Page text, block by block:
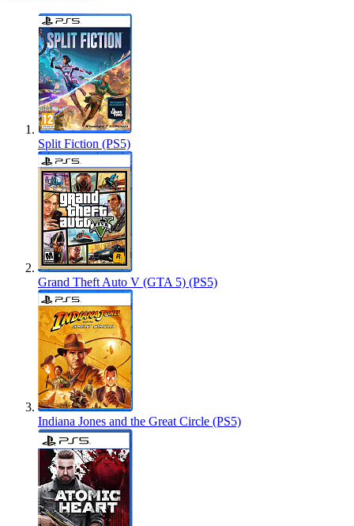
Split Fiction (PS5)
Grand Theft Auto V (GTA 5) (PS5)
Indiana Jones and the Great Circle (PS5)